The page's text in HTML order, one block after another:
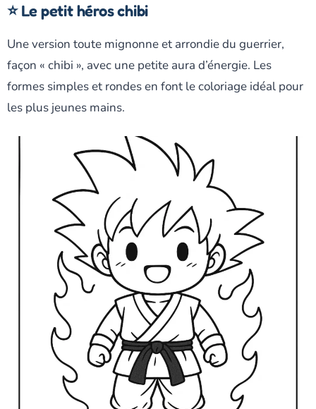
⭐ Le petit héros chibi
Une version toute mignonne et arrondie du guerrier,
façon « chibi », avec une petite aura d’énergie. Les
formes simples et rondes en font le coloriage idéal pour
les plus jeunes mains.